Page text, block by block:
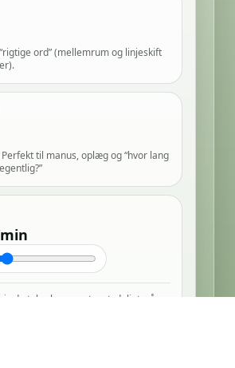
ord” (mellemrum og linjeskift
til manus, oplæg og “hvor lang
du taler langsomt og tydeligt, så